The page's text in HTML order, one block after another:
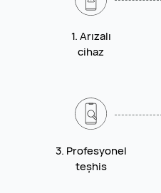
1. Arızalı
cihaz
3. Profesyonel
teşhis